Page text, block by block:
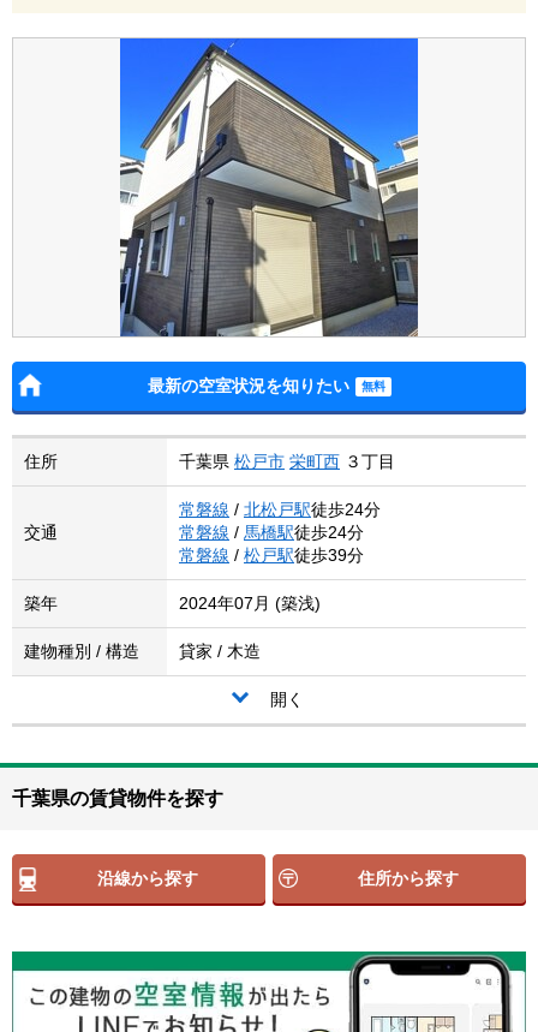
最新の空室状況を知りたい
住所 千葉県 松戸市 栄町西 ３丁目
交通
常磐線 / 北松戸駅徒歩24分
常磐線 / 馬橋駅徒歩24分
常磐線 / 松戸駅徒歩39分
築年 2024年07月 (築浅)
建物種別 / 構造 貸家 / 木造
開く
千葉県の賃貸物件を探す
沿線から探す 住所から探す